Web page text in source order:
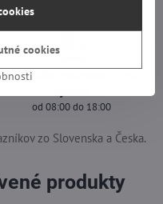
nad 60 € zadarmo
podpora 7 dní v
od 08:00 do 18:00
zo Slovenska a Česka.
produkty
cookies